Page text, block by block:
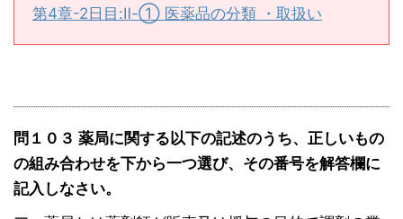
第4章-2日目:Ⅱ-① 医薬品の分類 ・取扱い
問１０３ 薬局に関する以下の記述のうち、正しいもの
の組み合わせを下から一つ選び、その番号を解答欄に
記入しなさい。